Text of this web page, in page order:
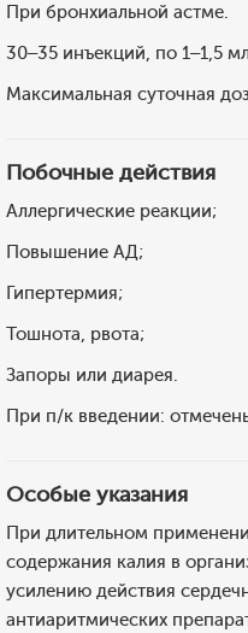
При бронхиальной астме.
30–35 инъекций, по 1–1,5
Максимальная суточная
Побочные действия
Аллергические реакции;
Повышение АД;
Гипертермия;
Тошнота, рвота;
Запоры или диарея.
При п/к введении:
Особые указания
При длительном
содержания калия в
усилению действия
антиаритмических